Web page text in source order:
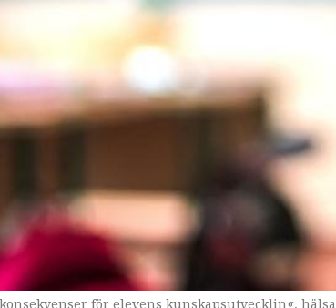
för Riksförbundet Attention.
för elevens kunskapsutveckling,